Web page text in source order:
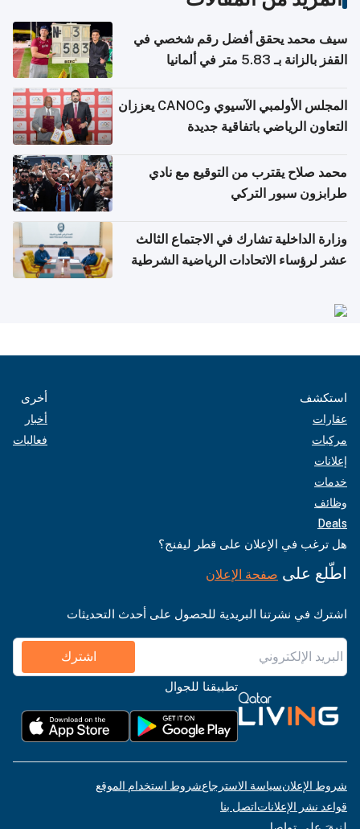
سيف محمد يحقق أفضل رقم شخصي في
القفز بالزانة بـ 5.83 متر في ألمانيا
المجلس الأولمبي الآسيوي وCANOC يعززان
التعاون الرياضي باتفاقية جديدة
محمد صلاح يقترب من التوقيع مع نادي
طرابزون سبور التركي
وزارة الداخلية تشارك في الاجتماع الثالث
عشر لرؤساء الاتحادات الرياضية الشرطية
استكشف
عقارات
مركبات
إعلانات
خدمات
وظائف
Deals
أخرى
أخبار
فعاليات
هل ترغب في الإعلان على قطر ليفنج؟
اطّلع على صفحة الإعلان
اشترك في نشرتنا البريدية للحصول على أحدث التحديثات
اشترك
تطبيقنا للجوال
شروط الإعلانسياسة الاسترجاعشروط استخدام الموقع
قواعد نشر الإعلاناتاتصل بنا